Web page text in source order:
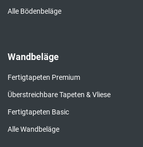
Alle Bödenbeläge
Wandbeläge
Fertigtapeten Premium
Überstreichbare Tapeten & Vliese
Fertigtapeten Basic
Alle Wandbeläge